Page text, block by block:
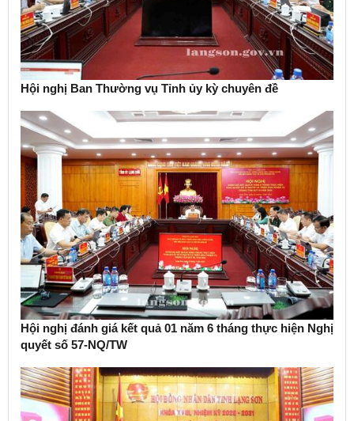
Hội nghị Ban Thường vụ Tỉnh ủy kỳ chuyên đề
Hội nghị đánh giá kết quả 01 năm 6 tháng thực hiện Nghị
quyết số 57-NQ/TW